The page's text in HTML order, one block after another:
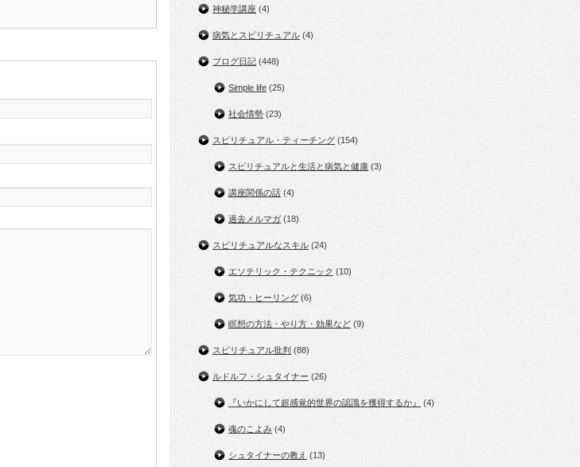
神秘学講座 (4)
病気とスピリチュアル (4)
ブログ日記 (448)
Simple life (25)
社会情勢 (23)
スピリチュアル・ティーチング (154)
スピリチュアルと生活と病気と健康 (3)
講座関係の話 (4)
過去メルマガ (18)
スピリチュアルなスキル (24)
エソテリック・テクニック (10)
気功・ヒーリング (6)
瞑想の方法・やり方・効果など (9)
スピリチュアル批判 (88)
ルドルフ・シュタイナー (26)
『いかにして超感覚的世界の認識を獲得するか』 (4)
魂のこよみ (4)
シュタイナーの教え (13)